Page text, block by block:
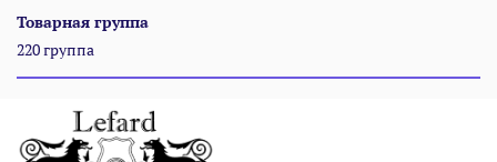
Товарная группа
220 группа